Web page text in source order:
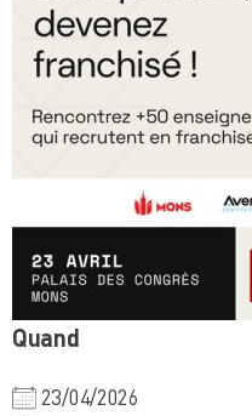
Quand
23/04/2026